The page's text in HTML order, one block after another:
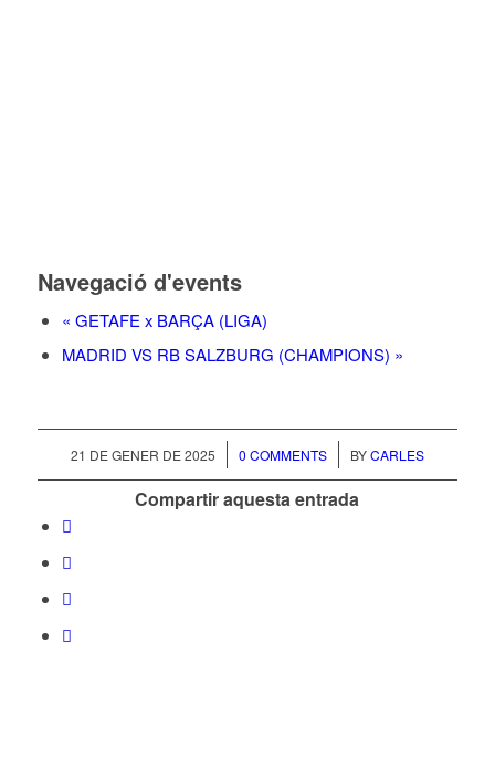
Navegació d'events
« GETAFE x BARÇA (LIGA)
MADRID VS RB SALZBURG (CHAMPIONS) »
21 DE GENER DE 2025
/ 0 COMMENTS
/ BYCARLES
Compartir aquesta entrada